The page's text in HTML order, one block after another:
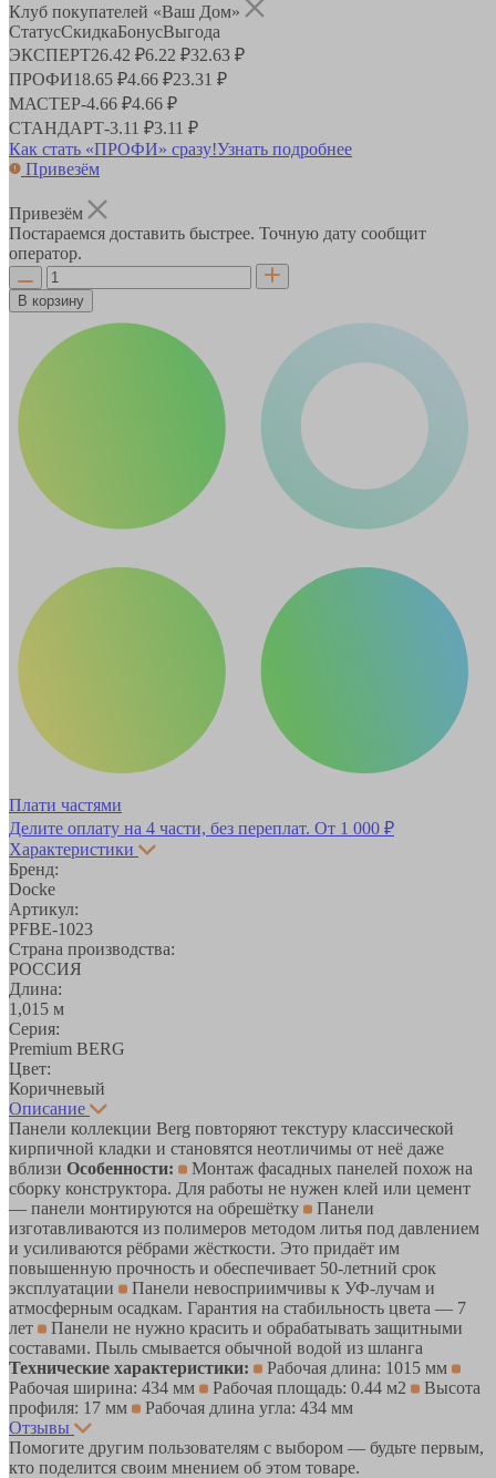
Клуб покупателей «Ваш Дом»
СтатусСкидкаБонусВыгода
ЭКСПЕРТ26.42 ₽6.22 ₽32.63 ₽
ПРОФИ18.65 ₽4.66 ₽23.31 ₽
МАСТЕР-4.66 ₽4.66 ₽
СТАНДАРТ-3.11 ₽3.11 ₽
Как стать «ПРОФИ» сразу!Узнать подробнее
Привезём
Привезём
Постараемся доставить быстрее. Точную дату сообщит
оператор.
В корзину
Плати частями
Делите оплату на 4 части, без переплат. От 1 000 ₽
Характеристики
Бренд:
Docke
Артикул:
PFBE-1023
Страна производства:
РОССИЯ
Длина:
1,015 м
Серия:
Premium BERG
Цвет:
Коричневый
Описание
Панели коллекции Berg повторяют текстуру классической
кирпичной кладки и становятся неотличимы от неё даже
вблизи Особенности:
Монтаж фасадных панелей похож на
сборку конструктора. Для работы не нужен клей или цемент
— панели монтируются на обрешётку
Панели
изготавливаются из полимеров методом литья под давлением
и усиливаются рёбрами жёсткости. Это придаёт им
повышенную прочность и обеспечивает 50-летний срок
эксплуатации
Панели невосприимчивы к УФ-лучам и
атмосферным осадкам. Гарантия на стабильность цвета — 7
лет
Панели не нужно красить и обрабатывать защитными
составами. Пыль смывается обычной водой из шланга
Технические характеристики:
Рабочая длина: 1015 мм
Рабочая ширина: 434 мм
Рабочая площадь: 0.44 м2
Высота
профиля: 17 мм
Рабочая длина угла: 434 мм
Отзывы
Помогите другим пользователям с выбором — будьте первым,
кто поделится своим мнением об этом товаре.